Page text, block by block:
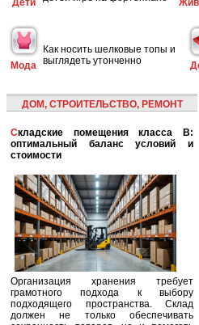
Дети
Мода
Как носить шелковые топы и
выглядеть утонченно
ДОМ, СТРОИТЕЛЬСТВО, РЕМОНТ
Складские помещения класса B:
оптимальный баланс условий и
стоимости
Организация хранения требует
грамотного подхода к выбору
подходящего пространства. Склад
должен не только обеспечивать